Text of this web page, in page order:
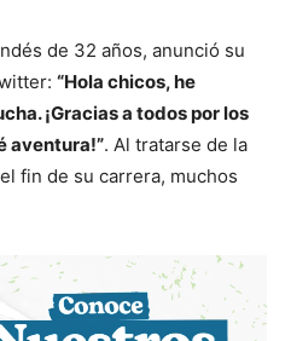
de 32 años, anunció su
“Hola chicos, he
¡Gracias a todos por los
aventura!”. Al tratarse de la
fin de su carrera, muchos